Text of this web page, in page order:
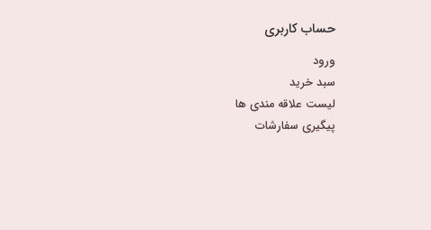
حساب کاربری
ورود
سبد خرید
لیست علاقه مندی ها
پیگیری سفارشات